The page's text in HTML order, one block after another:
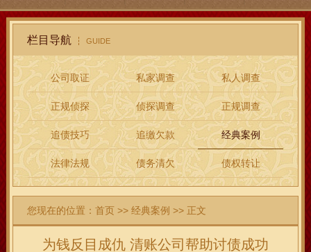
栏目导航 GUIDE
公司取证 私家调查 私人调查
正规侦探 侦探调查 正规调查
追债技巧 追缴欠款 经典案例
法律法规 债务清欠 债权转让
您现在的位置：首页 >>经典案例 >> 正文
为钱反目成仇 清账公司帮助讨债成功